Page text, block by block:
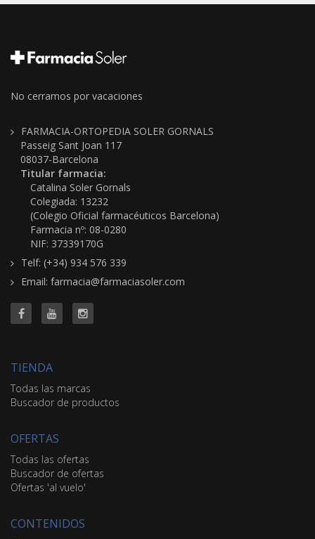
No cerramos por vacaciones
FARMACIA-ORTOPEDIA SOLER GORNALS
Passeig Sant Joan 117
08037-Barcelona
Titular farmacia:
Catalina Soler Gornals
Colegiada: 13232
(Colegio Oficial farmacéuticos Barcelona)
Farmacia nº: 08-0280
NIF: 37339170G
Telf: (+34) 934 576 339
Email: farmacia@farmaciasoler.com
TIENDA
Todas las marcas
Buscador de productos
OFERTAS
Todas las ofertas
Buscador de ofertas
Ofertas 'al vuelo'
CONTENIDOS